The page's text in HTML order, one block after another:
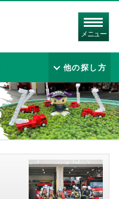
メニュー
他の探し方